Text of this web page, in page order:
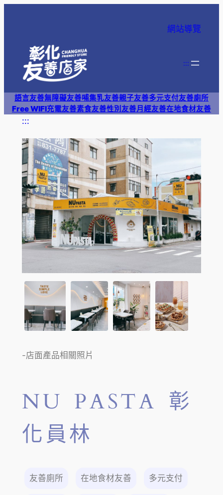
網站導覽
:::
語言友善無障礙友善哺集乳友善親子友善多元支付友善廁所
Free WIFI充電友善素食友善性別友善月經友善在地食材友善
:::
-店面產品相關照片
NU PASTA 彰
化員林
友善廁所 在地食材友善 多元支付